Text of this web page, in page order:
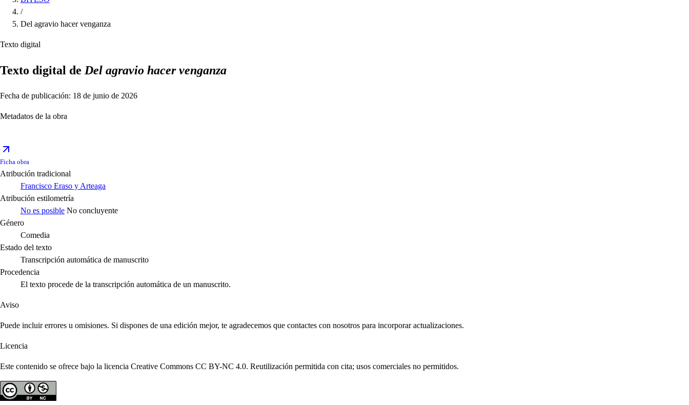
/
Del agravio hacer venganza
Texto digital
Texto digital de Del agravio hacer venganza
Fecha de publicación: 18 de junio de 2026
Metadatos de la obra
Ficha obra
Atribución tradicional
Francisco Eraso y Arteaga
Atribución estilometría
No es posible No concluyente
Género
Comedia
Estado del texto
Transcripción automática de manuscrito
Procedencia
El texto procede de la transcripción automática de un manuscrito.
Aviso
Puede incluir errores u omisiones. Si dispones de una edición mejor, te agradecemos que contactes con nosotros para incorporar actualizaciones.
Licencia
Este contenido se ofrece bajo la licencia Creative Commons CC BY-NC 4.0. Reutilización permitida con cita; usos comerciales no permitidos.